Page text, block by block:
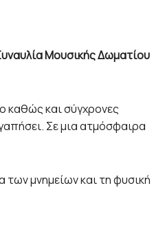
Μουσικής Δωματίου
καθώς και σύγχρονες
Σε μια ατμόσφαιρα
των μνημείων και τη φυσική